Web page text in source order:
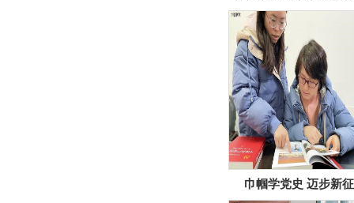
年篮球赛亚军！
巾帼学党史 迈步新